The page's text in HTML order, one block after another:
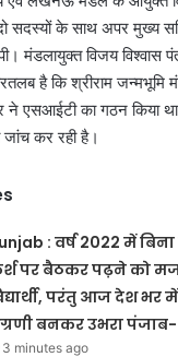
सदस्यों के साथ अपर मुख्य
मंडलायुक्त विजय विश्वास
है कि श्रीराम जन्मभूमि
ने एसआईटी का गठन किया
कर रही है।
: वर्ष 2022 में
पर बैठकर पढ़ने को
परंतु आज देश भर
बनकर उभरा
3 minutes ago